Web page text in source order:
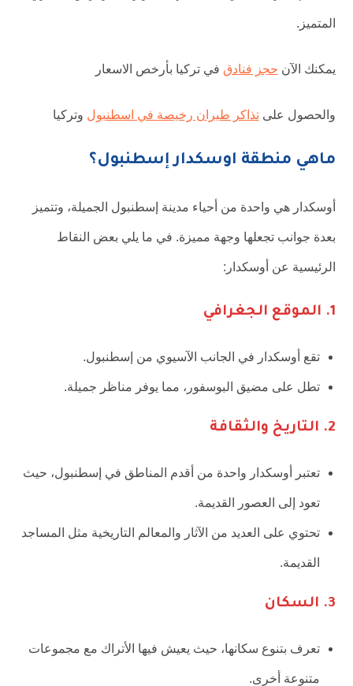
المتميز.
يمكنك الآن حجز فنادقفي تركيا بأرخص الاسعار
والحصول على تذاكر طيران رخيصة في اسطنبولوتركيا
ماهي منطقة اوسكدار إسطنبول؟
أوسكدار هي واحدة من أحياء مدينة إسطنبول الجميلة، وتتميز
بعدة جوانب تجعلها وجهة مميزة. في ما يلي بعض النقاط
الرئيسية عن أوسكدار:
1. الموقع الجغرافي
تقع أوسكدار في الجانب الآسيوي من إسطنبول.
تطل على مضيق البوسفور، مما يوفر مناظر جميلة.
2. التاريخ والثقافة
تعتبر أوسكدار واحدة من أقدم المناطق في إسطنبول، حيث
تعود إلى العصور القديمة.
تحتوي على العديد من الآثار والمعالم التاريخية مثل المساجد
القديمة.
3. السكان
تعرف بتنوع سكانها، حيث يعيش فيها الأتراك مع مجموعات
متنوعة أخرى.